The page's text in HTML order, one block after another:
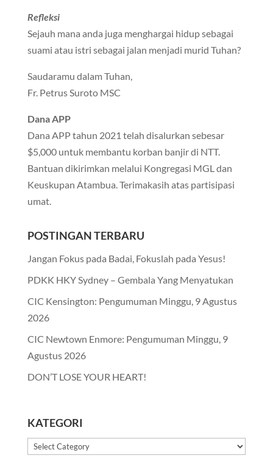
Refleksi
Sejauh mana anda juga menghargai hidup sebagai
suami atau istri sebagai jalan menjadi murid Tuhan?
Saudaramu dalam Tuhan,
Fr. Petrus Suroto MSC
Dana APP
Dana APP tahun 2021 telah disalurkan sebesar
$5,000 untuk membantu korban banjir di NTT.
Bantuan dikirimkan melalui Kongregasi MGL dan
Keuskupan Atambua. Terimakasih atas partisipasi
umat.
POSTINGAN TERBARU
Jangan Fokus pada Badai, Fokuslah pada Yesus!
PDKK HKY Sydney – Gembala Yang Menyatukan
CIC Kensington: Pengumuman Minggu, 9 Agustus
2026
CIC Newtown Enmore: Pengumuman Minggu, 9
Agustus 2026
DON’T LOSE YOUR HEART!
KATEGORI
Kategori